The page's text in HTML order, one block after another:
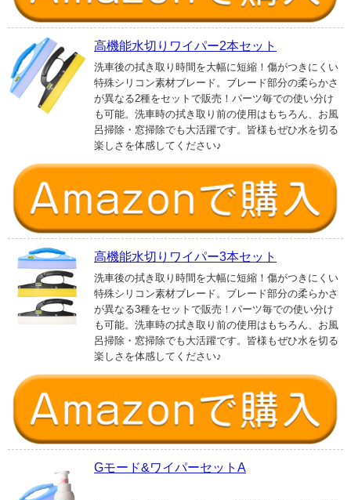
高機能水切りワイパー2本セット
洗車後の拭き取り時間を大幅に短縮！傷がつきにくい
特殊シリコン素材ブレード。ブレード部分の柔らかさ
が異なる2種をセットで販売！パーツ毎での使い分け
も可能。洗車時の拭き取り前の使用はもちろん、お風
呂掃除・窓掃除でも大活躍です。皆様もぜひ水を切る
楽しさを体感してください♪
高機能水切りワイパー3本セット
洗車後の拭き取り時間を大幅に短縮！傷がつきにくい
特殊シリコン素材ブレード。ブレード部分の柔らかさ
が異なる3種をセットで販売！パーツ毎での使い分け
も可能。洗車時の拭き取り前の使用はもちろん、お風
呂掃除・窓掃除でも大活躍です。皆様もぜひ水を切る
楽しさを体感してください♪
Gモード&ワイパーセットA